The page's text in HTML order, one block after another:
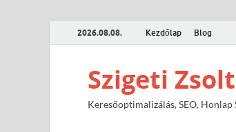
2026.08.08. Kezdőlap Blog
Szigeti Zsolt
Keresőoptimalizálás, SEO, Honlap